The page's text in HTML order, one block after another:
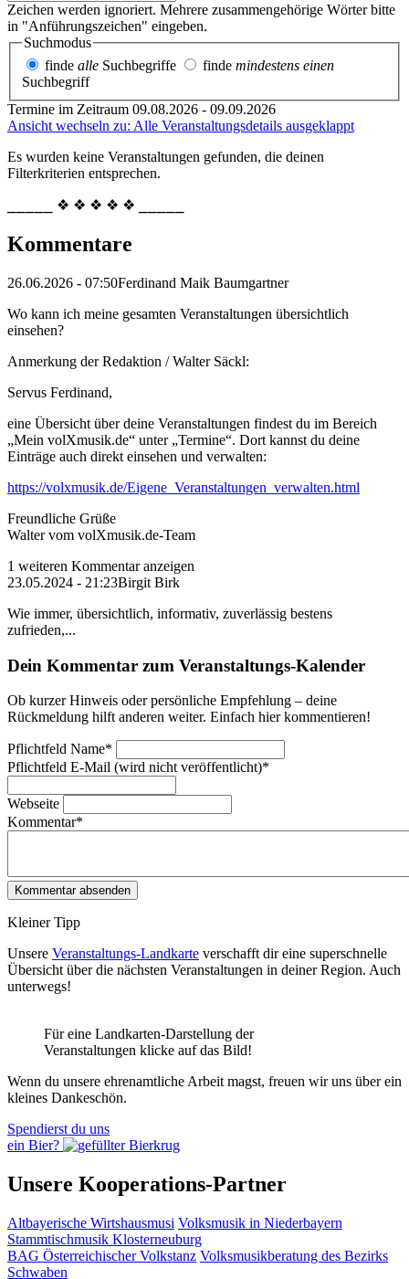
Zeichen werden ignoriert. Mehrere zusammengehörige Wörter bitte
in "Anführungszeichen" eingeben.
Suchmodus
finde alle Suchbegriffe finde mindestens einen
Suchbegriff
Termine im Zeitraum 09.08.2026 - 09.09.2026
Ansicht wechseln zu: Alle Veranstaltungsdetails ausgeklappt
Es wurden keine Veranstaltungen gefunden, die deinen
Filterkriterien entsprechen.
⎯⎯⎯⎯⎯ ❖ ❖ ❖ ❖ ❖ ⎯⎯⎯⎯⎯
Kommentare
26.06.2026 - 07:50Ferdinand Maik Baumgartner
Wo kann ich meine gesamten Veranstaltungen übersichtlich
einsehen?
Anmerkung der Redaktion /Walter Säckl:
Servus Ferdinand,
eine Übersicht über deine Veranstaltungen findest du im Bereich
„Mein volXmusik.de“ unter „Termine“. Dort kannst du deine
Einträge auch direkt einsehen und verwalten:
https://volxmusik.de/Eigene_Veranstaltungen_verwalten.html
Freundliche Grüße
Walter vom volXmusik.de-Team
1 weiteren Kommentar anzeigen
23.05.2024 - 21:23Birgit Birk
Wie immer, übersichtlich, informativ, zuverlässig bestens
zufrieden,...
Dein Kommentar zum Veranstaltungs-Kalender
Ob kurzer Hinweis oder persönliche Empfehlung – deine
Rückmeldung hilft anderen weiter. Einfach hier kommentieren!
Pflichtfeld Name*
Pflichtfeld E-Mail (wird nicht veröffentlicht)*
Webseite
Kommentar*
Kleiner Tipp
Unsere Veranstaltungs-Landkarte verschafft dir eine superschnelle
Übersicht über die nächsten Veranstaltungen in deiner Region. Auch
unterwegs!
Für eine Landkarten-Darstellung der
Veranstaltungen klicke auf das Bild!
Wenn du unsere ehrenamtliche Arbeit magst, freuen wir uns über ein
kleines Dankeschön.
Spendierst du uns
ein Bier?
Unsere Kooperations-Partner
Altbayerische Wirtshausmusi Volksmusik in Niederbayern
Stammtischmusik Klosterneuburg
BAG Österreichischer Volkstanz Volksmusikberatung des Bezirks
Schwaben